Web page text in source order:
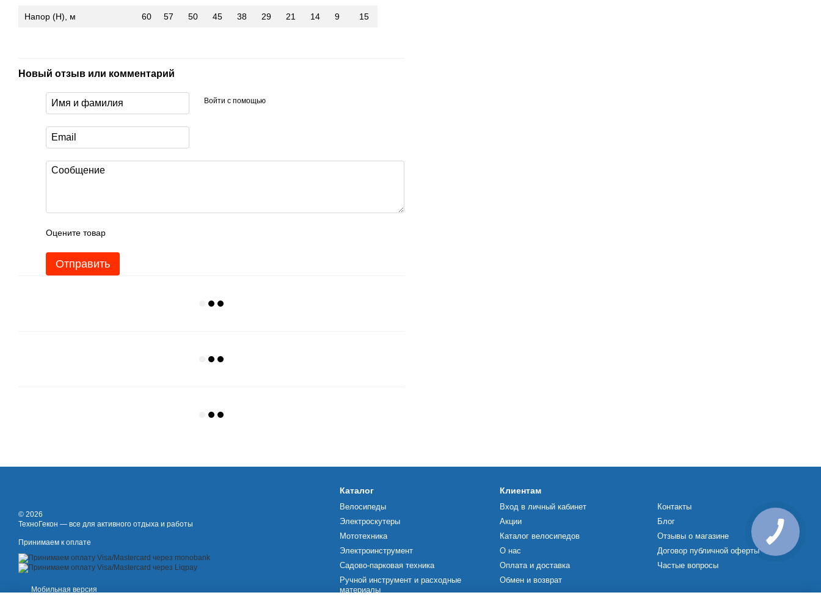
Напор (Н), м 60 57 50 45 38 29 21 14 9 15
Новый отзыв или комментарий
Войти с помощью
Оцените товар
Отправить
© 2026
ТехноГекон — все для активного отдыха и работы
Принимаем к оплате
Мобильная версия
Каталог
Велосипеды
Электроскутеры
Мототехника
Электроинструмент
Садово-парковая техника
Ручной инструмент и расходные
материалы
Клиентам
Вход в личный кабинет
Акции
Каталог велосипедов
О нас
Оплата и доставка
Обмен и возврат
Контакты
Блог
Отзывы о магазине
Договор публичной оферты
Частые вопросы